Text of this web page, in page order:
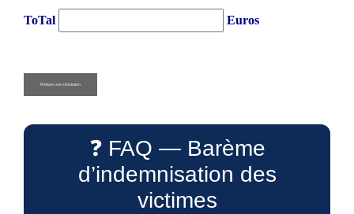
ToTal Euros
❓ FAQ — Barème
d’indemnisation des
victimes